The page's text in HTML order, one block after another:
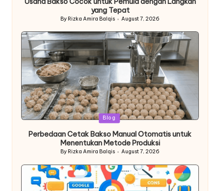
yang Tepat
Posted
By Rizka Amira Balqis August 7, 2026
Posted
Blog
Perbedaan Cetak Bakso Manual Otomatis untuk
Menentukan Metode Produksi
Posted
By Rizka Amira Balqis August 7, 2026